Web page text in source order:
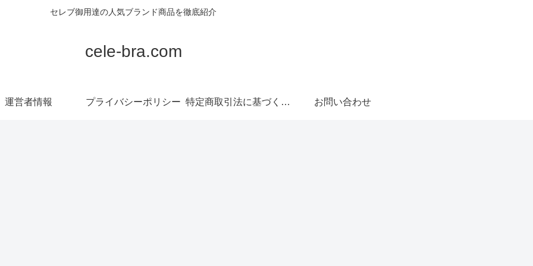
セレブ御用達の人気ブランド商品を徹底紹介
cele-bra.com
運営者情報 プライバシーポリシー 特定商取引法に基づく表記 お問い合わせ